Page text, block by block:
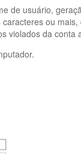
de usuário,
ou
violados da conta